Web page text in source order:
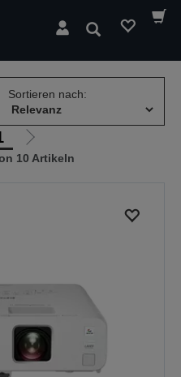
Suchen
Sortieren nach:
Zur
nächsten
10 Artikeln